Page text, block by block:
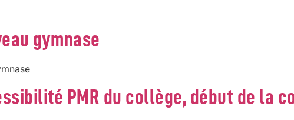
gymnase
PMR du collège, début de la